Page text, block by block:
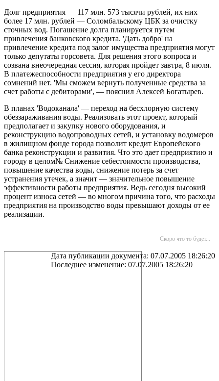
Долг предприятия — 117 млн. 573 тысячи рублей, их них
более 17 млн. рублей — Соломбальскому ЦБК за очистку
сточных вод. Погашение долга планируется путем
привлечения банковского кредита. 'Дать добро' на
привлечение кредита под залог имущества предприятия могут
только депутаты горсовета. Для решения этого вопроса и
созвана внеочередная сессия, которая пройдет завтра, 8 июля.
В платежеспособности предприятия у его директора
сомнений нет. 'Мы сможем вернуть полученные средства за
счет работы с дебиторами', — пояснил Алексей Богатырев.
В планах 'Водоканала' — переход на бесхлорную систему
обеззараживания воды. Реализовать этот проект, который
предполагает и закупку нового оборудования, и
реконструкцию водопроводных сетей, и установку водомеров
в жилищном фонде города позволит кредит Европейского
банка реконструкции и развития. Что это дает предприятию и
городу в целом№ Снижение себестоимости производства,
повышение качества воды, снижение потерь за счет
устранения утечек, а значит — значительное повышение
эффективности работы предприятия. Ведь сегодня высокий
процент износа сетей — во многом причина того, что расходы
предприятия на производство воды превышают доходы от ее
реализации.
Скоро что то будет...
Дата публикации документа: 07.07.2005 18:26:20
Последнее изменение: 07.07.2005 18:26:20